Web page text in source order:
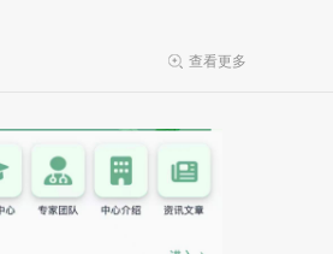
查看更多